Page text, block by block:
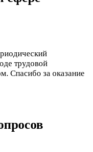
трудовой
Спасибо за оказание